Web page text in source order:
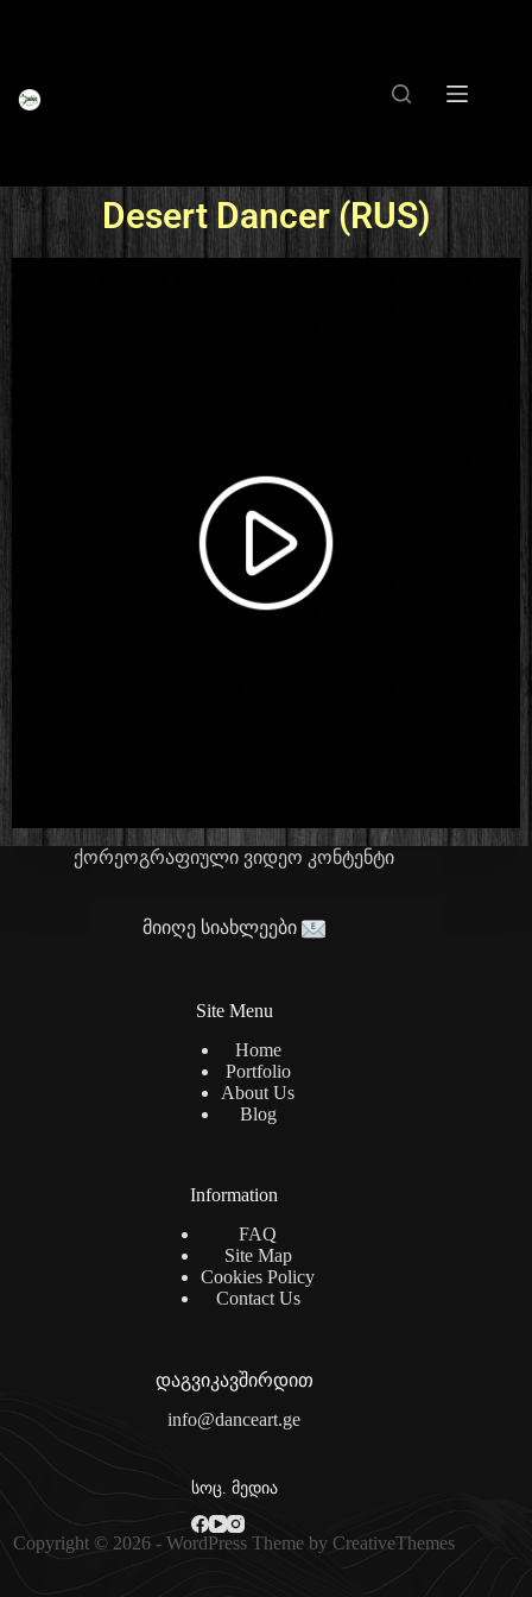
Desert Dancer (RUS)
ქორეოგრაფიული ვიდეო კონტენტი
მიიღე სიახლეები
Site Menu
Home
Portfolio
About Us
Blog
Information
FAQ
Site Map
Cookies Policy
Contact Us
დაგვიკავშირდით
info@danceart.ge
სოც. მედია
Copyright © 2026 - WordPress Theme by CreativeThemes